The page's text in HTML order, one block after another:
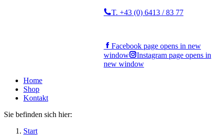
T. +43 (0) 6413 / 83 77
Facebook page opens in new
window
Instagram page opens in
new window
Home
Shop
Kontakt
Sie befinden sich hier:
Start